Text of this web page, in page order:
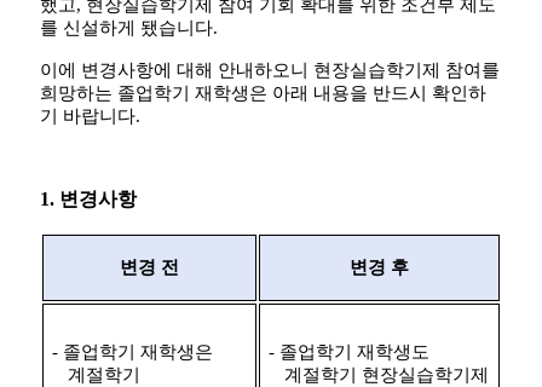
했고, 현장실습학기제 참여 기회 확대를 위한 조건부 제도
를 신설하게 됐습니다.
이에 변경사항에 대해 안내하오니 현장실습학기제 참여를
희망하는 졸업학기 재학생은 아래 내용을 반드시 확인하
기 바랍니다.
1. 변경사항
변경 전 변경 후
- 졸업학기 재학생은
계절학기
- 졸업학기 재학생도
계절학기 현장실습학기제